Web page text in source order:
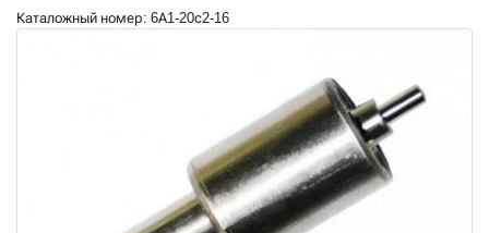
Каталожный номер: 6А1-20с2-16